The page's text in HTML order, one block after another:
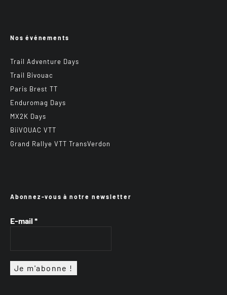
Nos événements
Trail Adventure Days
Trail Bivouac
Paris Brest TT
Enduromag Days
MX2K Days
BiiVOUAC VTT
Grand Rallye VTT TransVerdon
Abonnez-vous à notre newsletter
E-mail *